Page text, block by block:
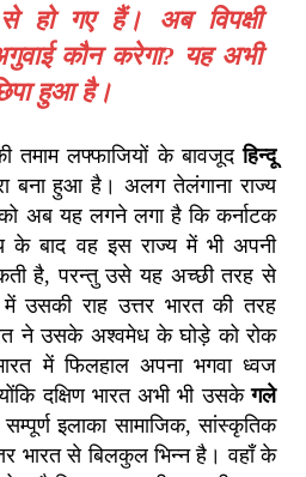
हो गए हैं। अब विपक्षी
कौन करेगा? यह अभी
हुआ है।
तमाम लफ्फाजियों के बावजूदहिन्दू
बना हुआ है। अलग तेलंगाना राज्य
अब यह लगने लगा है कि कर्नाटक
के बाद वह इस राज्य में भी अपनी
है, परन्तु ‌उसे यह अच्छी तरह से
उसकी राह उत्तर भारत की तरह
ने उसके अश्वमेध के घोड़े को रोक
में फिलहाल अपना भगवा ध्वज
दक्षिण भारत अभी भी उसकेगले
इलाका सामाजिक, सांस्कृतिक
‌भारत से बिलकुल भिन्न है। वहाँ के